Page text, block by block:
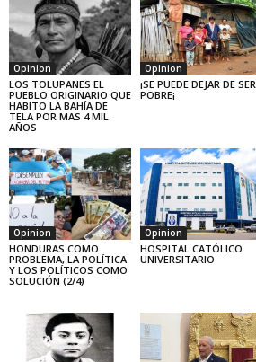
Opinion
LOS TOLUPANES EL
PUEBLO ORIGINARIO QUE
HABITO LA BAHÍA DE
TELA POR MAS 4 MIL
AÑOS
Opinion
¡SE PUEDE DEJAR DE SER
POBRE¡
Opinion
HONDURAS COMO
PROBLEMA, LA POLÍTICA
Y LOS POLÍTICOS COMO
SOLUCIÓN (2/4)
Opinion
HOSPITAL CATÓLICO
UNIVERSITARIO